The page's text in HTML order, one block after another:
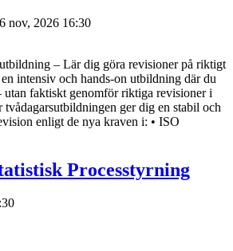
nov, 2026 16:30
– Lär dig göra revisioner på riktigt
intensiv och hands-on utbildning där du
utan faktiskt genomför riktiga revisioner i
tvådagarsutbildningen ger dig en stabil och
enligt de nya kraven i: • ISO
Processtyrning